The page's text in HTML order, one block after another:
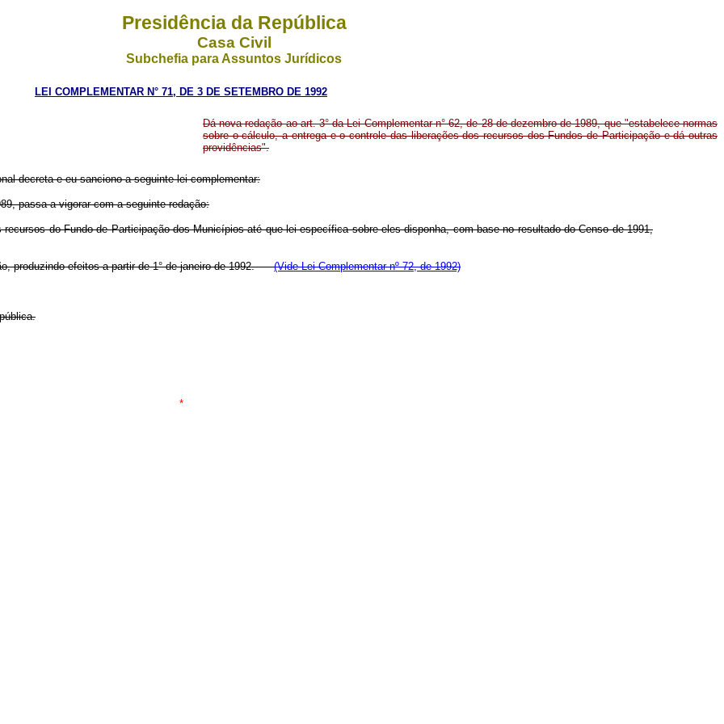
Presidência da República
Casa Civil
Subchefia para Assuntos Jurídicos
LEI COMPLEMENTAR N° 71, DE 3 DE SETEMBRO DE 1992
Dá nova redação ao art. 3° da Lei Complementar n° 62, de 28 de dezembro de 1989, que "estabelece normas
sobre o cálculo, a entrega e o controle das liberações dos recursos dos Fundos de Participação e dá outras
providências".
decreta e eu sanciono a seguinte lei complementar:
passa a vigorar com a seguinte redação:
do Fundo de Participação dos Municípios até que lei específica sobre eles disponha, com base no resultado do Censo de 1991,
produzindo efeitos a partir de 1° de janeiro de 1992.(Vide Lei Complementar nº 72, de 1992)
*